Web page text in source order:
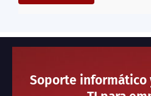
Soporte informático